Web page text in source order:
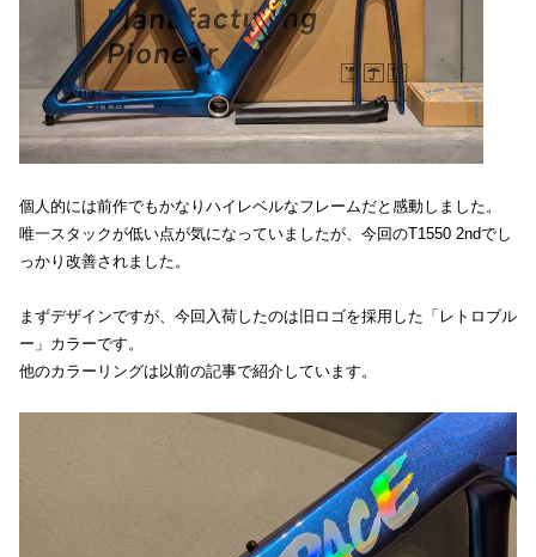
個人的には前作でもかなりハイレベルなフレームだと感動しました。
唯一スタックが低い点が気になっていましたが、今回のT1550 2ndでし
っかり改善されました。
まずデザインですが、今回入荷したのは旧ロゴを採用した「レトロブル
ー」カラーです。
他のカラーリングは以前の記事で紹介しています。